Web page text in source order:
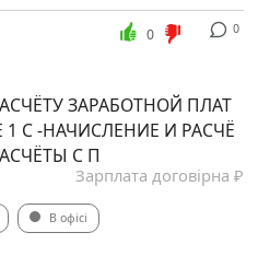
0
0
ЗАРАБОТНОЙ ПЛАТ
С -НАЧИСЛЕНИЕ И РАСЧЁ
С П
Зарплата договірна ₽
В офісі